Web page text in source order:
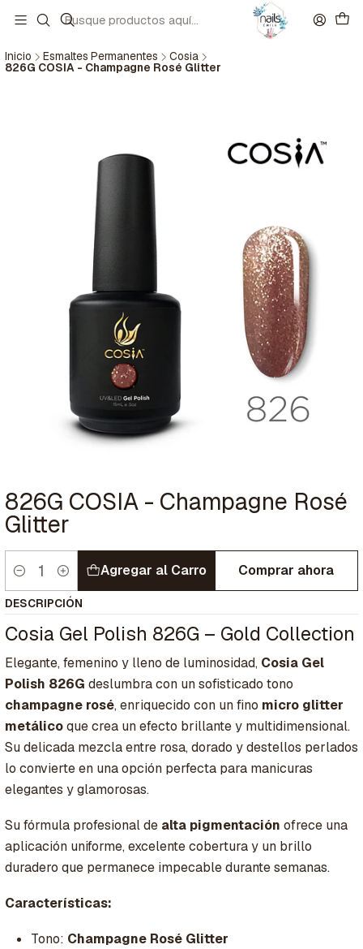
Inicio Esmaltes Permanentes Cosia
826G COSIA - Champagne Rosé Glitter
826G COSIA - Champagne Rosé
Glitter
Cantidad
Agregar al Carro Comprar ahora
DESCRIPCIÓN
Cosia Gel Polish 826G – Gold Collection
Elegante, femenino y lleno de luminosidad, Cosia Gel
Polish 826G deslumbra con un sofisticado tono
champagne rosé, enriquecido con un fino micro glitter
metálicoque crea un efecto brillante y multidimensional.
Su delicada mezcla entre rosa, dorado y destellos perlados
lo convierte en una opción perfecta para manicuras
elegantes y glamorosas.
Su fórmula profesional de alta pigmentación ofrece una
aplicación uniforme, excelente cobertura y un brillo
duradero que permanece impecable durante semanas.
Características:
Tono: Champagne Rosé Glitter